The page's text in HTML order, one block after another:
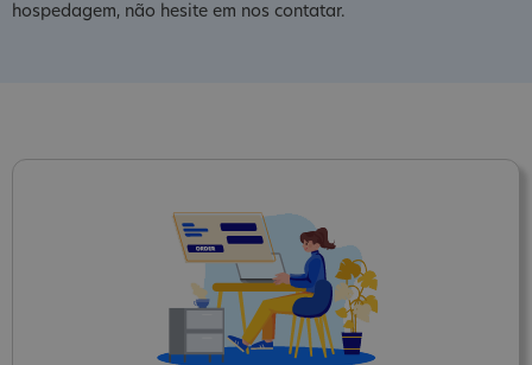
hospedagem, não hesite em nos contatar.